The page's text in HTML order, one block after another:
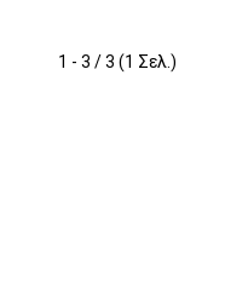
1 - 3 / 3 (1 Σελ.)